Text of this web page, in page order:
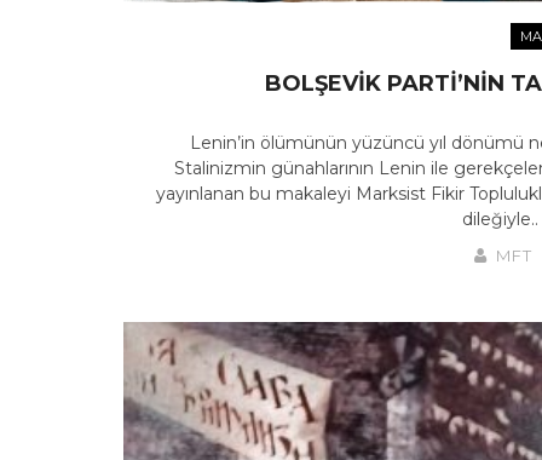
BOLŞEVIK PARTI’NIN
Lenin’in ölümünün yüzüncü yıl dönümü
Stalinizmin günahlarının Lenin ile
yayınlanan bu makaleyi Marksist Fikir
MFT